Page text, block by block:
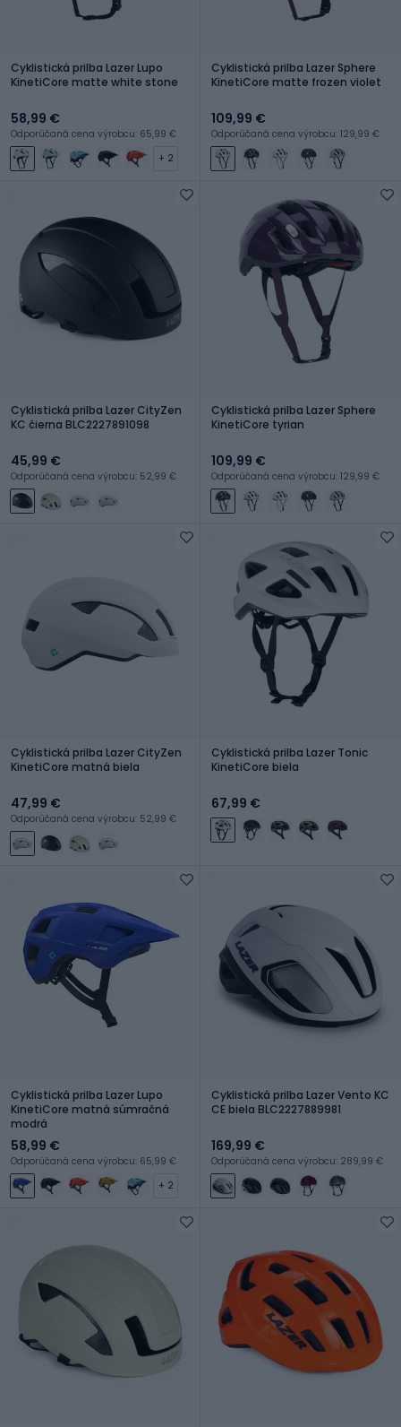
Cyklistická prilba Lazer Lupo
KinetiCore matte white stone
58,99 €
Odporúčaná cena výrobcu: 65,99 €
+ 2
Cyklistická prilba Lazer Sphere
KinetiCore matte frozen violet
109,99 €
Odporúčaná cena výrobcu: 129,99 €
Cyklistická prilba Lazer CityZen
KC čierna BLC2227891098
45,99 €
Odporúčaná cena výrobcu: 52,99 €
Cyklistická prilba Lazer Sphere
KinetiCore tyrian
109,99 €
Odporúčaná cena výrobcu: 129,99 €
Cyklistická prilba Lazer CityZen
KinetiCore matná biela
47,99 €
Odporúčaná cena výrobcu: 52,99 €
Cyklistická prilba Lazer Tonic
KinetiCore biela
67,99 €
Cyklistická prilba Lazer Lupo
KinetiCore matná súmračná
modrá
58,99 €
Odporúčaná cena výrobcu: 65,99 €
+ 2
Cyklistická prilba Lazer Vento KC
CE biela BLC2227889981
169,99 €
Odporúčaná cena výrobcu: 289,99 €